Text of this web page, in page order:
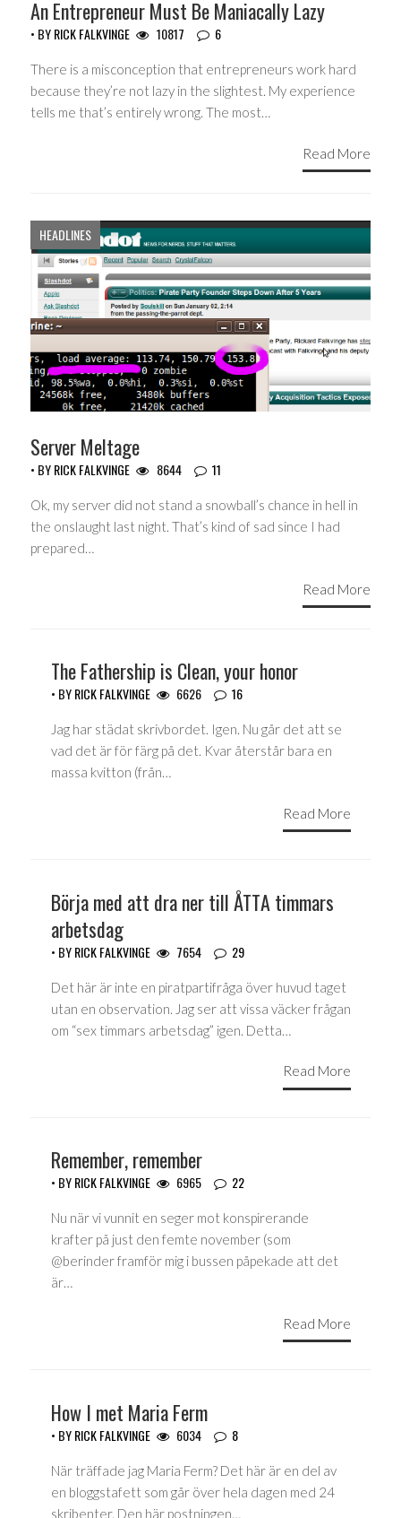
An Entrepreneur Must Be Maniacally Lazy
• BYRICK FALKVINGE 10817 6
There is a misconception that entrepreneurs work hard
because they’re not lazy in the slightest. My experience
tells me that’s entirely wrong. The most…
Read More
HEADLINES
Server Meltage
• BYRICK FALKVINGE 8644 11
Ok, my server did not stand a snowball’s chance in hell in
the onslaught last night. That’s kind of sad since I had
prepared…
Read More
The Fathership is Clean, your honor
• BYRICK FALKVINGE 6626 16
Jag har städat skrivbordet. Igen. Nu går det att se
vad det är för färg på det. Kvar återstår bara en
massa kvitton (från…
Read More
Börja med att dra ner till ÅTTA timmars
arbetsdag
• BYRICK FALKVINGE 7654 29
Det här är inte en piratpartifråga över huvud taget
utan en observation. Jag ser att vissa väcker frågan
om “sex timmars arbetsdag” igen. Detta…
Read More
Remember, remember
• BYRICK FALKVINGE 6965 22
Nu när vi vunnit en seger mot konspirerande
krafter på just den femte november (som
@berinder framför mig i bussen påpekade att det
är…
Read More
How I met Maria Ferm
• BYRICK FALKVINGE 6034 8
När träffade jag Maria Ferm? Det här är en del av
en bloggstafett som går över hela dagen med 24
skribenter. Den här postningen…